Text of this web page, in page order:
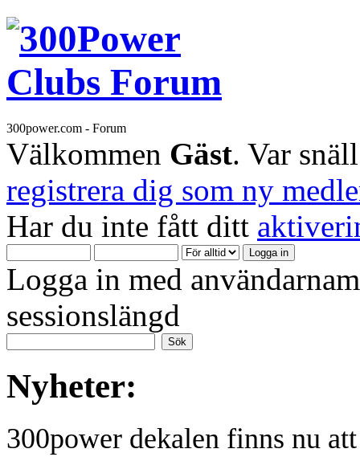
300power.com - Forum
Välkommen Gäst. Var
registrera dig som ny
Har du inte fått ditt
Logga in med
sessionslängd
Nyheter:
300power dekalen finns nu